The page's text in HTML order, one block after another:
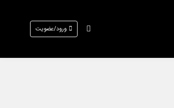
ورود/عضویت